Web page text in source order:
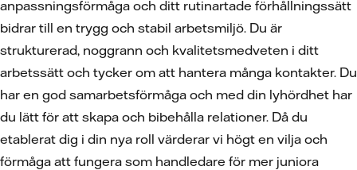
anpassningsförmåga och ditt rutinartade förhållningssätt
bidrar till en trygg och stabil arbetsmiljö. Du är
strukturerad, noggrann och kvalitetsmedveten i ditt
arbetssätt och tycker om att hantera många kontakter. Du
har en god samarbetsförmåga och med din lyhördhet har
du lätt för att skapa och bibehålla relationer. Då du
etablerat dig i din nya roll värderar vi högt en vilja och
förmåga att fungera som handledare för mer juniora